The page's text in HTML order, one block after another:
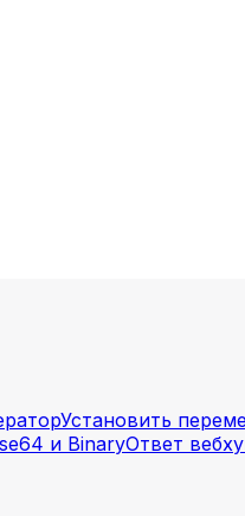
Установить
и BinaryОтвет